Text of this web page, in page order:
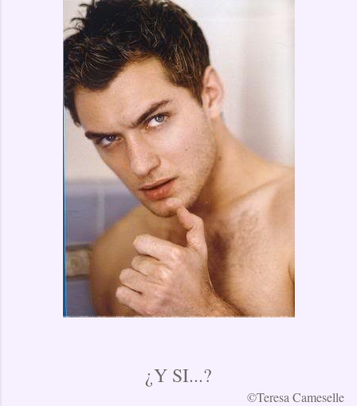
¿Y SI...?
©Teresa Cameselle